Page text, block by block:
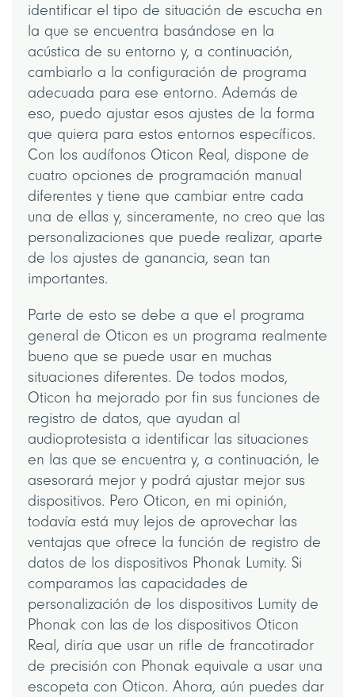
identificar el tipo de situación de escucha en
la que se encuentra basándose en la
acústica de su entorno y, a continuación,
cambiarlo a la configuración de programa
adecuada para ese entorno. Además de
eso, puedo ajustar esos ajustes de la forma
que quiera para estos entornos específicos.
Con los audífonos Oticon Real, dispone de
cuatro opciones de programación manual
diferentes y tiene que cambiar entre cada
una de ellas y, sinceramente, no creo que las
personalizaciones que puede realizar, aparte
de los ajustes de ganancia, sean tan
importantes.
Parte de esto se debe a que el programa
general de Oticon es un programa realmente
bueno que se puede usar en muchas
situaciones diferentes. De todos modos,
Oticon ha mejorado por fin sus funciones de
registro de datos, que ayudan al
audioprotesista a identificar las situaciones
en las que se encuentra y, a continuación, le
asesorará mejor y podrá ajustar mejor sus
dispositivos. Pero Oticon, en mi opinión,
todavía está muy lejos de aprovechar las
ventajas que ofrece la función de registro de
datos de los dispositivos Phonak Lumity. Si
comparamos las capacidades de
personalización de los dispositivos Lumity de
Phonak con las de los dispositivos Oticon
Real, diría que usar un rifle de francotirador
de precisión con Phonak equivale a usar una
escopeta con Oticon. Ahora, aún puedes dar